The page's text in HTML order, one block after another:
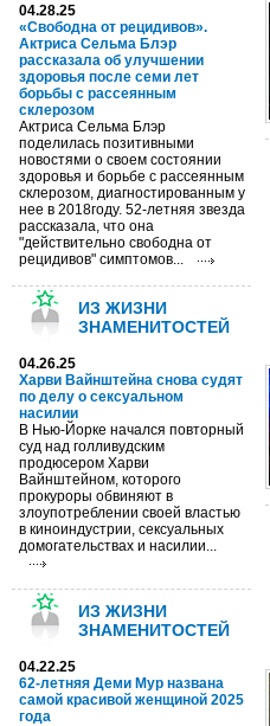
04.28.25
«Свободна от рецидивов».
Актриса Сельма Блэр
рассказала об улучшении
здоровья после семи лет
борьбы с рассеянным
склерозом
Актриса Сельма Блэр
поделилась позитивными
новостями о своем состоянии
здоровья и борьбе с рассеянным
склерозом, диагностированным у
нее в 2018году. 52-летняя звезда
рассказала, что она
"действительно свободна от
рецидивов" симптомов...
ИЗ ЖИЗНИ
ЗНАМЕНИТОСТЕЙ
04.26.25
Харви Вайнштейна снова судят
по делу о сексуальном
насилии
В Нью-Йорке начался повторный
суд над голливудским
продюсером Харви
Вайнштейном, которого
прокуроры обвиняют в
злоупотреблении своей властью
в киноиндустрии, сексуальных
домогательствах и насилии...
ИЗ ЖИЗНИ
ЗНАМЕНИТОСТЕЙ
04.22.25
62-летняя Деми Мур названа
самой красивой женщиной 2025
года